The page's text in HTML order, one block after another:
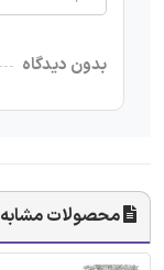
بدون دیدگاه
محصولات مشابه